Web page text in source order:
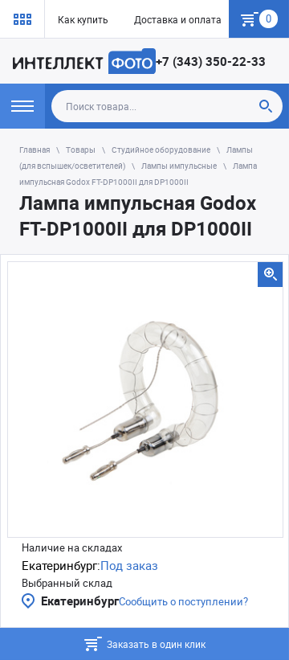
Как купить Доставка и оплата Гарантия
0
+7 (343) 350-22-33
Главная Товары Студийное оборудование
Лампы
(для вспышек/осветителей)
Лампы импульсные
Лампа
импульсная Godox FT-DP1000II для DP1000II
Лампа импульсная Godox
FT-DP1000II для DP1000II
Наличие на складах
Екатеринбург:Под заказ
Выбранный склад
ЕкатеринбургСообщить о поступлении?
Заказать в один клик